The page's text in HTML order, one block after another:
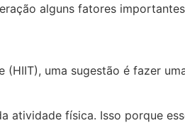
alguns fatores
uma sugestão é fazer
atividade física. Isso porque